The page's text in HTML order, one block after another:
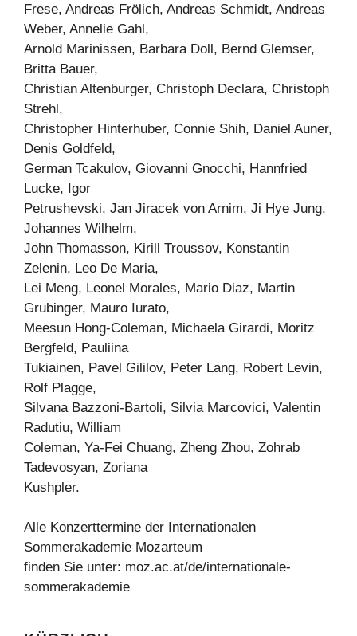
Frese, Andreas Frölich, Andreas Schmidt, Andreas
Weber, Annelie Gahl,
Arnold Marinissen, Barbara Doll, Bernd Glemser,
Britta Bauer,
Christian Altenburger, Christoph Declara, Christoph
Strehl,
Christopher Hinterhuber, Connie Shih, Daniel Auner,
Denis Goldfeld,
German Tcakulov, Giovanni Gnocchi, Hannfried
Lucke, Igor
Petrushevski, Jan Jiracek von Arnim, Ji Hye Jung,
Johannes Wilhelm,
John Thomasson, Kirill Troussov, Konstantin
Zelenin, Leo De Maria,
Lei Meng, Leonel Morales, Mario Diaz, Martin
Grubinger, Mauro Iurato,
Meesun Hong-Coleman, Michaela Girardi, Moritz
Bergfeld, Pauliina
Tukiainen, Pavel Gililov, Peter Lang, Robert Levin,
Rolf Plagge,
Silvana Bazzoni-Bartoli, Silvia Marcovici, Valentin
Radutiu, William
Coleman, Ya-Fei Chuang, Zheng Zhou, Zohrab
Tadevosyan, Zoriana
Kushpler.
Alle Konzerttermine der Internationalen
Sommerakademie Mozarteum
finden Sie unter: moz.ac.at/de/internationale-
sommerakademie